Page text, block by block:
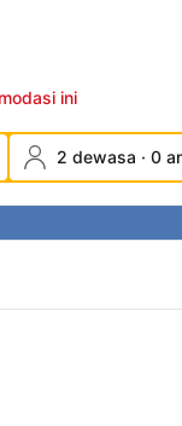
ini
2 dewasa · 0